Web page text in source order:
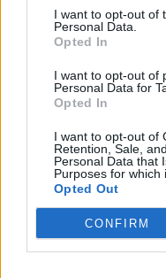
I want to opt-out of
Personal Data.
Opted In
I want to opt-out of
Personal Data for
Opted In
I want to opt-out of
Retention, Sale,
Personal Data that
Purposes for which
Opted Out
CONFIRM
Θλίψη στην
«Άγιος Ανδρέας»